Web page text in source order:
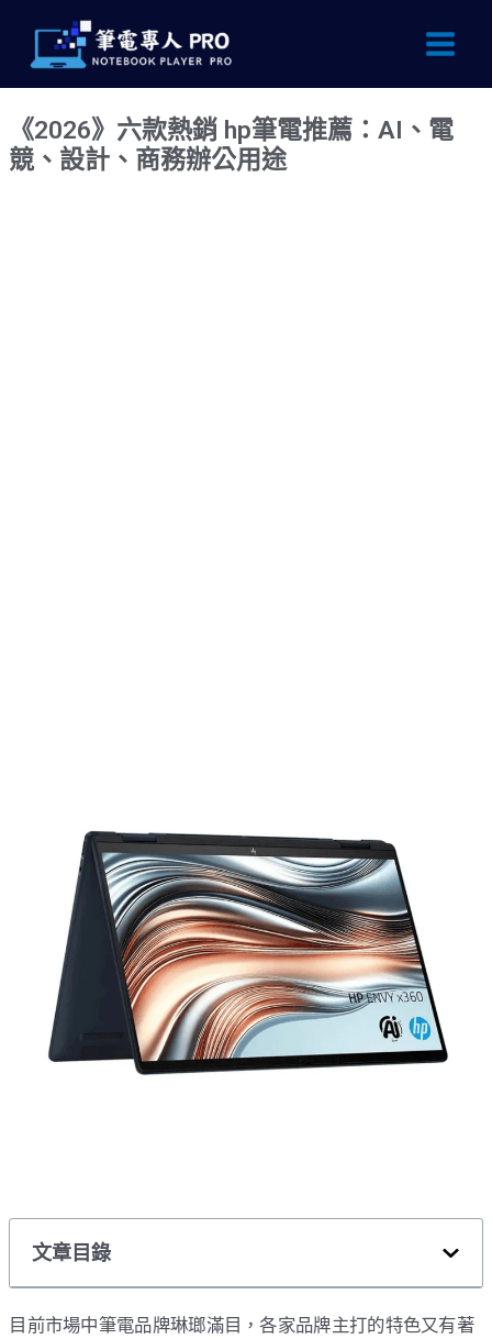
容
Main
《2026》六款熱銷 hp筆電推薦：AI、電
競、設計、商務辦公用途
文章目錄
目前市場中筆電品牌琳瑯滿目，各家品牌主打的特色又有著